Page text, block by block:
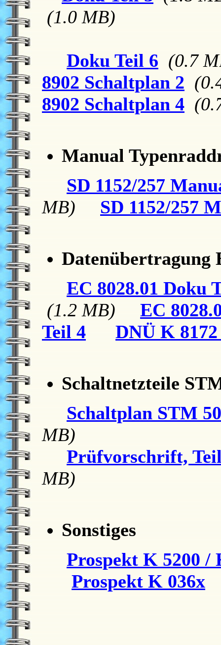
(1.0 MB)
Doku Teil 6 (0.7
8902 Schaltplan 2
8902 Schaltplan 4
Manual
SD 1152/257
MB)
SD 1152/257
Datenübertragung
EC 8028.01 Doku
(1.2 MB)
EC
Teil 4
DNÜ K
Schaltnetzteile
Schaltplan STM
MB)
Prüfvorschrift,
MB)
Sonstiges
Prospekt K 5200 /
Prospekt K 036x